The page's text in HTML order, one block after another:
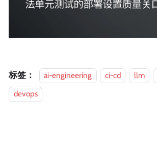
标签： ai-engineering ci-cd llm
devops